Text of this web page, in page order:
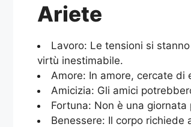
Ariete
Lavoro: Le tensioni si
virtù inestimabile.
Amore: In amore, cercate
Amicizia: Gli amici
Fortuna: Non è una
Benessere: Il corpo